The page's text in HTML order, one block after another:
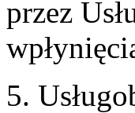
przez
5.